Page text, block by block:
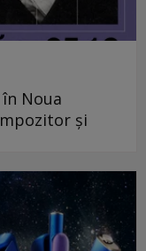
Noua
și